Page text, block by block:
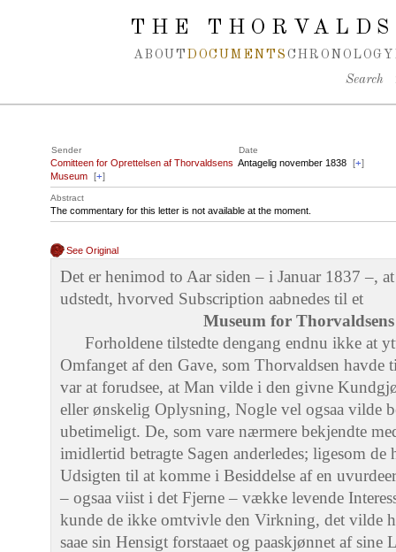
Spring navigation over
THE
ABOUT DOCUMENTS CHRONOLOGY
Search
Sender Date
Comitteen for Oprettelsen af Thorvaldsens
Museum
[+]
Antagelig november 1838 [+]
Abstract
The commentary for this letter is not available at the moment.
See Original
Det er henimod to Aar siden – i Januar 1837 –,
udstedt, hvorved Subscription aabnedes til et
Museum for
Forholdene tilstedte dengang endnu ikke at
Omfanget af den Gave, som Thorvaldsen
var at forudsee, at Man vilde i den givne
eller ønskelig Oplysning, Nogle vel ogsaa vilde
ubetimeligt. De, som vare nærmere bekjendte
imidlertid betragte Sagen anderledes; ligesom
Udsigten til at komme i Besiddelse af en
– ogsaa viist i det Fjerne – vække levende
kunde de ikke omtvivle den Virkning, det vilde
saae sin Hensigt forstaaet og paaskjønnet af sine